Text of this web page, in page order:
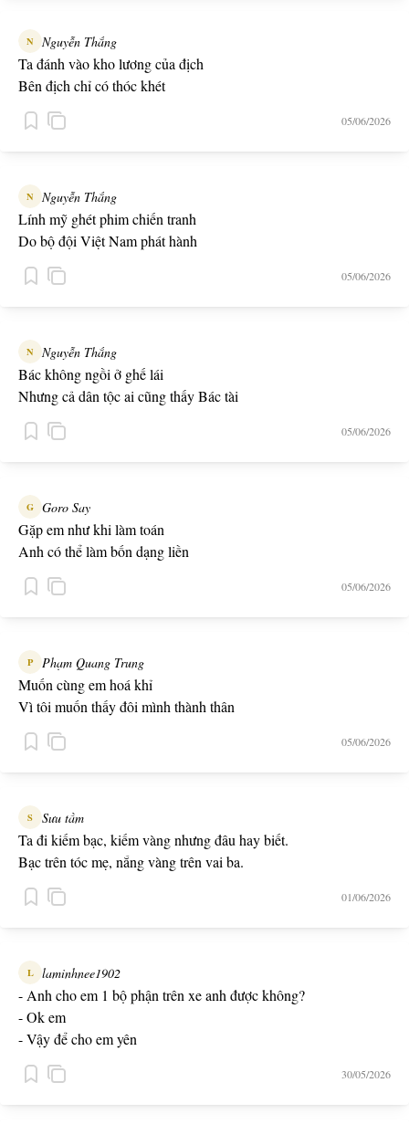
N Nguyễn Thắng
Ta đánh vào kho lương của địch
Bên địch chỉ có thóc khét
05/06/2026
N Nguyễn Thắng
Lính mỹ ghét phim chiến tranh
Do bộ đội Việt Nam phát hành
05/06/2026
N Nguyễn Thắng
Bác không ngồi ở ghế lái
Nhưng cả dân tộc ai cũng thấy Bác tài
05/06/2026
G Goro Say
Gặp em như khi làm toán
Anh có thể làm bốn dạng liền
05/06/2026
P Phạm Quang Trung
Muốn cùng em hoá khỉ
Vì tôi muốn thấy đôi mình thành thân
05/06/2026
S Sưu tầm
Ta đi kiếm bạc, kiếm vàng nhưng đâu hay biết.
Bạc trên tóc mẹ, nắng vàng trên vai ba.
01/06/2026
L laminhnee1902
- Anh cho em 1 bộ phận trên xe anh được không?
- Ok em
- Vậy để cho em yên
30/05/2026